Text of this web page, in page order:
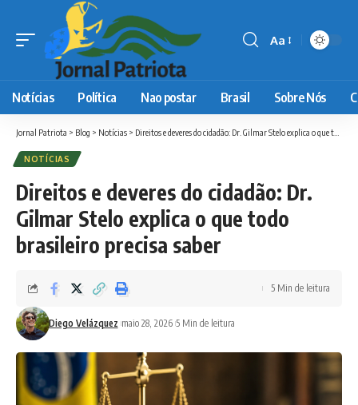
Font
Aa
Notícias Política Nao postar Brasil Sobre Nós
Jornal Patriota > Blog > Notícias > Direitos e deveres do cidadão: Dr. Gilmar Stelo explica o que todo brasileiro precisa saber
NOTÍCIAS
Direitos e deveres do cidadão: Dr.
Gilmar Stelo explica o que todo
brasileiro precisa saber
Diego Velázquez maio 28, 2026 5 Min de leitura
5 Min de leitura